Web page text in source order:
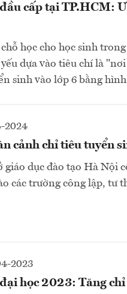
cấp tại TP.HCM:
học cho học sinh
yếu dựa vào tiêu chí là
sinh vào lớp 6 bằng
2024
cảnh chỉ tiêu tuyển
giáo dục đào tạo Hà Nội
các trường công lập, tư
2023
học 2023: Tăng